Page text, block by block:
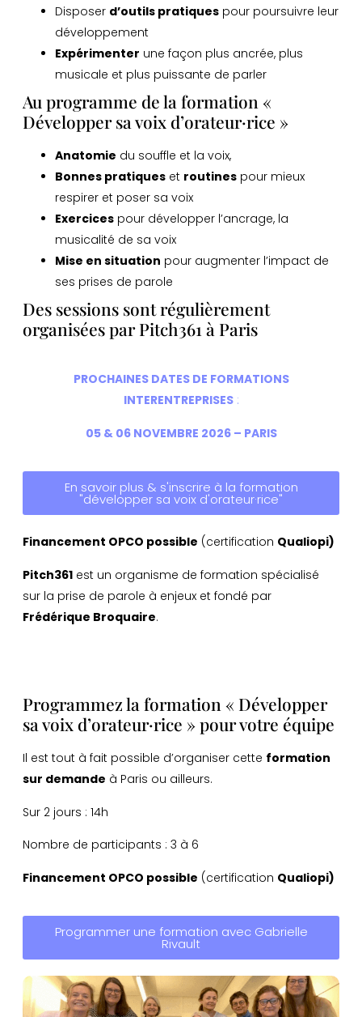
Disposer d’outils pratiques pour poursuivre leur
développement
Expérimenter une façon plus ancrée, plus
musicale et plus puissante de parler
Au programme de la formation «
Développer sa voix d’orateur·rice »
Anatomie du souffle et la voix,
Bonnes pratiques et routines pour mieux
respirer et poser sa voix
Exercices pour développer l’ancrage, la
musicalité de sa voix
Mise en situation pour augmenter l’impact de
ses prises de parole
Des sessions sont régulièrement
organisées par Pitch361 à Paris
PROCHAINES DATES DE FORMATIONS
INTERENTREPRISES:
05 & 06 NOVEMBRE 2026 – PARIS
En savoir plus & s'inscrire à la formation
"développer sa voix d'orateur·rice"
Financement OPCO possible (certification Qualiopi)
Pitch361 est un organisme de formation spécialisé
sur la prise de parole à enjeux et fondé par
Frédérique Broquaire.
Programmez la formation « Développer
sa voix d’orateur·rice » pour votre équipe
Il est tout à fait possible d’organiser cette formation
sur demande à Paris ou ailleurs.
Sur 2 jours : 14h
Nombre de participants : 3 à 6
Financement OPCO possible (certification Qualiopi)
Programmer une formation avec Gabrielle
Rivault